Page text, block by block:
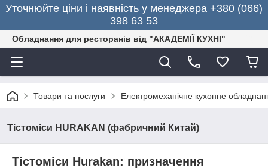
Уточнюйте ціни і наявність у менеджера +380 (066)
398 63 53
Обладнання для ресторанів від "АКАДЕМІЇ КУХНІ"
Товари та послуги Електромеханічне кухонне
Тістоміси HURAKAN (фабричний Китай)
Тістоміси Hurakan: призначення